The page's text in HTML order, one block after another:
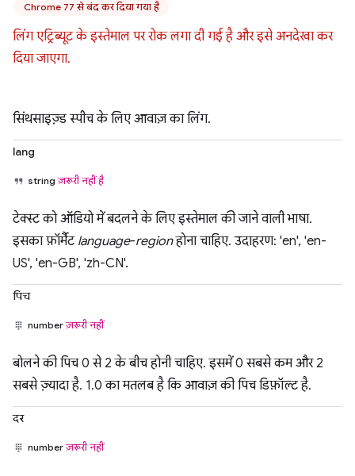
Chrome 77 से बंद कर दिया गया है
लिंग एट्रिब्यूट के इस्तेमाल पर रोक लगा दी गई है और इसे अनदेखा कर
दिया जाएगा.
सिंथसाइज़्ड स्पीच के लिए आवाज़ का लिंग.
lang
stringज़रूरी नहीं है
टेक्स्ट को ऑडियो में बदलने के लिए इस्तेमाल की जाने वाली भाषा.
इसका फ़ॉर्मैट language-regionहोना चाहिए. उदाहरण: 'en', 'en-
US', 'en-GB', 'zh-CN'.
पिच
numberज़रूरी नहीं
बोलने की पिच 0 से 2 के बीच होनी चाहिए. इसमें 0 सबसे कम और 2
सबसे ज़्यादा है. 1.0 का मतलब है कि आवाज़ की पिच डिफ़ॉल्ट है.
दर
numberज़रूरी नहीं